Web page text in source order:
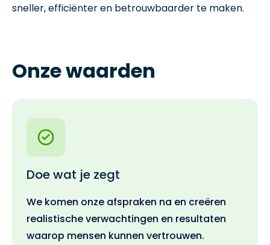
sneller, efficiënter en betrouwbaarder te maken.
Onze waarden
Doe wat je zegt
We komen onze afspraken na en creëren
realistische verwachtingen en resultaten
waarop mensen kunnen vertrouwen.